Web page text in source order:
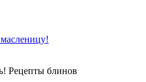
Рецепты блинов